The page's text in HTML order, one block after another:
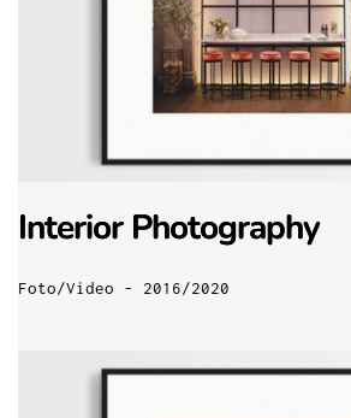
Interior Photography
Foto/Video - 2016/2020